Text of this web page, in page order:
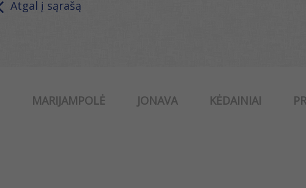
Atgal į sąrašą
MARIJAMPOLĖ JONAVA KĖDAINIAI